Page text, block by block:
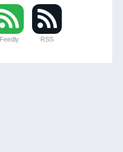
Feedly RSS